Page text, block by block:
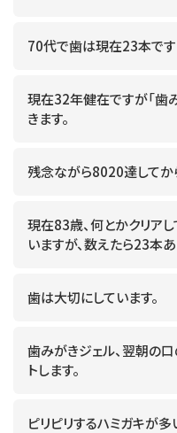
70代で歯は現在23本です
現在32年健在ですが「歯
きます。
残念ながら8020達してか
現在83歳、何とかクリア
いますが、数えたら23本あ
歯は大切にしています。
歯みがきジェル、翌朝の
トします。
ピリピリするハミガキが多